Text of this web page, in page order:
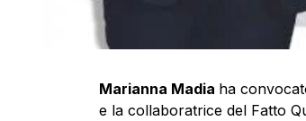
Marianna Madia ha
e la collaboratrice del Fatto